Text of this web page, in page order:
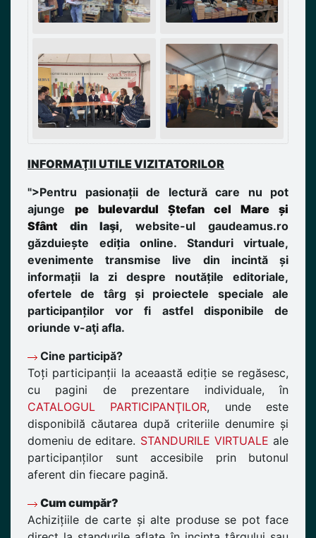
INFORMAŢII UTILE VIZITATORILOR
">Pentru pasionații de lectură care nu pot
ajunge pe bulevardul Ștefan cel Mare și
Sfânt din Iaşi, website-ul gaudeamus.ro
găzduiește ediția online. Standuri virtuale,
evenimente transmise live din incintă și
informații la zi despre noutățile editoriale,
ofertele de târg și proiectele speciale ale
participanților vor fi astfel disponibile de
oriunde v-aţi afla.
Cine participă?
Toți participanții la aceaastă ediție se regăsesc,
cu pagini de prezentare individuale, în
CATALOGUL PARTICIPANŢILOR, unde este
disponibilă căutarea după criteriile denumire și
domeniu de editare. STANDURILE VIRTUALE ale
participanților sunt accesibile prin butonul
aferent din fiecare pagină.
Cum cumpăr?
Achizițiile de carte și alte produse se pot face